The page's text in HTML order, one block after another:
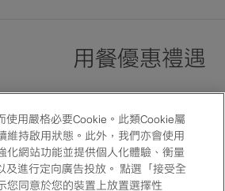
用餐優惠禮遇
紀念日優惠房價
使用嚴格必要Cookie。此類Cookie屬
維持啟用狀態。此外，我們亦會使用
化網站功能並提供個人化體驗、衡量
及進行定向廣告投放。 點選「接受全
您同意於您的裝置上放置選擇性